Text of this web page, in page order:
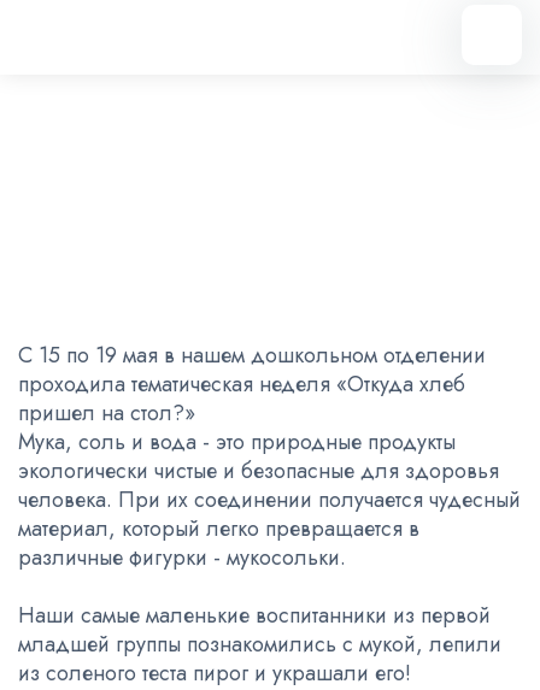
С 15 по 19 мая в нашем дошкольном отделении
проходила тематическая неделя «Откуда хлеб
пришел на стол?»
Мука, соль и вода - это природные продукты
экологически чистые и безопасные для здоровья
человека. При их соединении получается чудесный
материал, который легко превращается в
различные фигурки - мукосольки.
Наши самые маленькие воспитанники из первой
младшей группы познакомились с мукой, лепили
из соленого теста пирог и украшали его!